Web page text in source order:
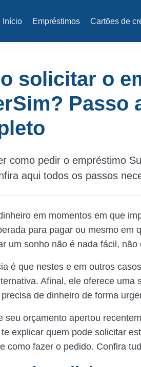
Início Empréstimos Cartões de
solicitar o
Passo
como pedir o empréstimo
aqui todos os passos
em momentos em que
para pagar ou mesmo em
um sonho não é nada fácil, não
é que nestes e em outros
Afinal, ele oferece uma
de dinheiro de forma
seu orçamento apertou
explicar quem pode solicitar
como fazer o pedido. Confira